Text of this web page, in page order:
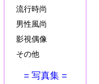
流行時尚
男性風尚
影視偶像
その他
= 写真集 =